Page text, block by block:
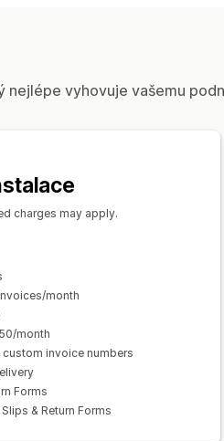
nejlépe vyhovuje vašemu
charges may apply.
month
month
invoice numbers
Forms
& Return Forms